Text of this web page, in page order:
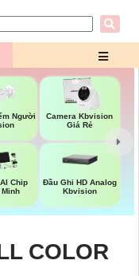
Người
Camera Kbvision
Giá Rẻ
Chip
Minh
Đầu Ghi HD Analog
Kbvision
COLOR